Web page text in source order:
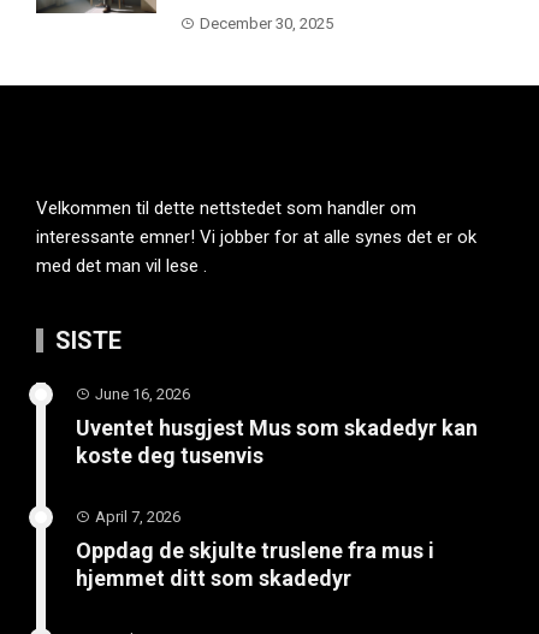
December 30, 2025
Velkommen til dette nettstedet som handler om
interessante emner! Vi jobber for at alle synes det er ok
med det man vil lese .
SISTE
June 16, 2026
Uventet husgjest Mus som skadedyr kan
koste deg tusenvis
April 7, 2026
Oppdag de skjulte truslene fra mus i
hjemmet ditt som skadedyr